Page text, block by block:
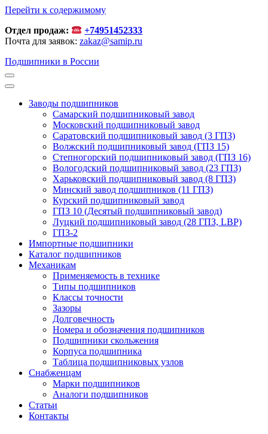
Перейти к содержимому
Отдел продаж:
+74951452333
Почта для заявок: zakaz@samip.ru
Подшипники в России
Заводы подшипников
Cамарский подшипниковый завод
Московский подшипниковый завод
Саратовский подшипниковый завод (3 ГПЗ)
Волжский подшипниковый завод (ГПЗ 15)
Степногорский подшипниковый завод (ГПЗ 16)
Вологодский подшипниковый завод (23 ГПЗ)
Харьковский подшипниковый завод (8 ГПЗ)
Минский завод подшипников (11 ГПЗ)
Курский подшипниковый завод
ГПЗ 10 (Десятый подшипниковый завод)
Луцкий подшипниковый завод (28 ГПЗ, LBP)
ГПЗ-2
Импортные подшипники
Каталог подшипников
Механикам
Применяемость в технике
Типы подшипников
Классы точности
Зазоры
Долговечность
Номера и обозначения подшипников
Подшипники скольжения
Корпуса подшипника
Таблица подшипниковых узлов
Снабженцам
Марки подшипников
Аналоги подшипников
Статьи
Контакты